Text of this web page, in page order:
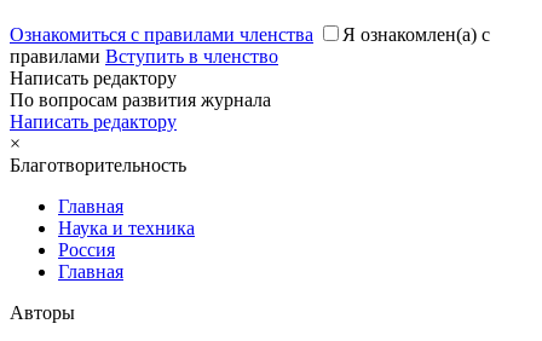
Ознакомиться с правилами членства
Я ознакомлен(а) с
правилами Вступить в членство
Написать редактору
По вопросам развития журнала
Написать редактору
×
Благотворительность
Главная
Наука и техника
Россия
Главная
Авторы